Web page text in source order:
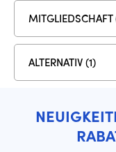
MITGLIEDSCHAFT
ALTERNATIV (1)